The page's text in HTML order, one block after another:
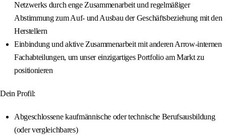
Netzwerks durch enge Zusammenarbeit und regelmäßiger
Abstimmung zum Auf- und Ausbau der Geschäftsbeziehung mit den
Herstellern
Einbindung und aktive Zusammenarbeit mit anderen Arrow-internen
Fachabteilungen, um unser einzigartiges Portfolio am Markt zu
positionieren
Dein Profil:
Abgeschlossene kaufmännische oder technische Berufsausbildung
(oder vergleichbares)